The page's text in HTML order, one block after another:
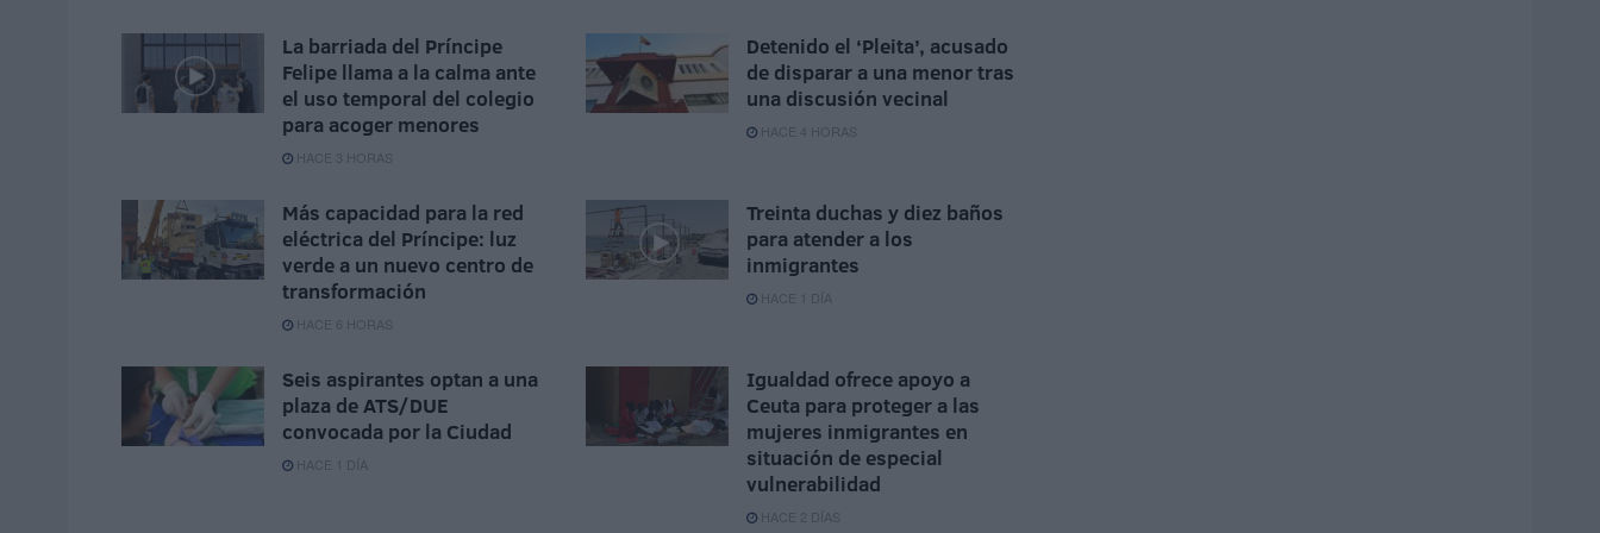
La barriada del Príncipe
Felipe llama a la calma ante
el uso temporal del colegio
para acoger menores
HACE 3 HORAS
Detenido el ‘Pleita’, acusado
de disparar a una menor tras
una discusión vecinal
HACE 4 HORAS
Más capacidad para la red
eléctrica del Príncipe: luz
verde a un nuevo centro de
transformación
HACE 6 HORAS
Treinta duchas y diez baños
para atender a los
inmigrantes
HACE 1 DÍA
Seis aspirantes optan a una
plaza de ATS/DUE
convocada por la Ciudad
HACE 1 DÍA
Igualdad ofrece apoyo a
Ceuta para proteger a las
mujeres inmigrantes en
situación de especial
vulnerabilidad
HACE 2 DÍAS